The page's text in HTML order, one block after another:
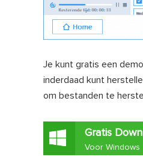
Je kunt gratis een
inderdaad kunt
om bestanden te
Gratis
Voor Windows